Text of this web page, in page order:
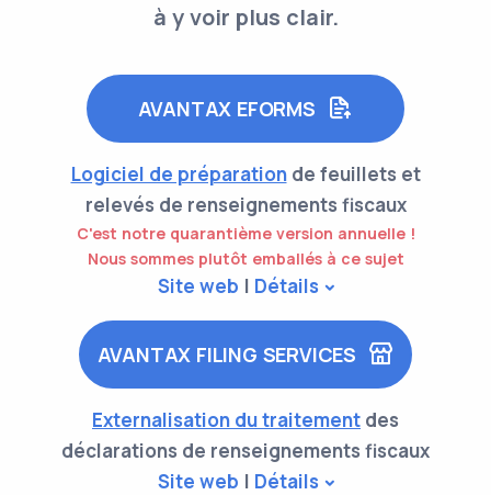
à y voir plus clair.
AVANTAX EFORMS
Logiciel de préparation de feuillets et
relevés de renseignements fiscaux
C'est notre quarantième version annuelle !
Nous sommes plutôt emballés à ce sujet
Site web | Détails
AVANTAX FILING SERVICES
Externalisation du traitement des
déclarations de renseignements fiscaux
Site web | Détails